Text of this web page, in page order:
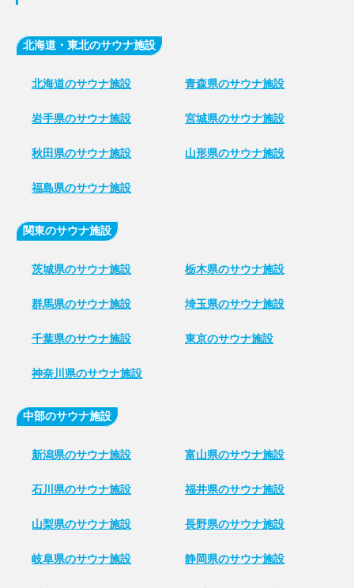
北海道・東北のサウナ施設
北海道のサウナ施設 青森県のサウナ施設
岩手県のサウナ施設 宮城県のサウナ施設
秋田県のサウナ施設 山形県のサウナ施設
福島県のサウナ施設
関東のサウナ施設
茨城県のサウナ施設 栃木県のサウナ施設
群馬県のサウナ施設 埼玉県のサウナ施設
千葉県のサウナ施設 東京のサウナ施設
神奈川県のサウナ施設
中部のサウナ施設
新潟県のサウナ施設 富山県のサウナ施設
石川県のサウナ施設 福井県のサウナ施設
山梨県のサウナ施設 長野県のサウナ施設
岐阜県のサウナ施設 静岡県のサウナ施設